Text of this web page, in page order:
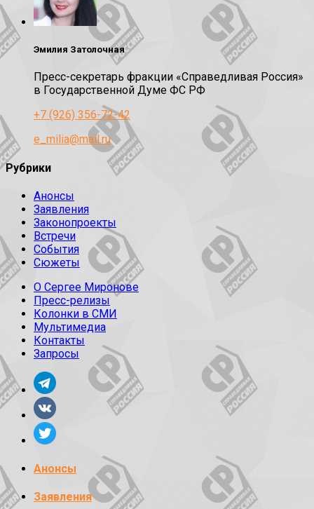
Эмилия Затолочная
Пресс-секретарь фракции «Справедливая Россия»
в Государственной Думе ФС РФ
+7 (926) 356-72-42
e_milia@mail.ru
Рубрики
Анонсы
Заявления
Законопроекты
Встречи
События
Сюжеты
О Сергее Миронове
Пресс-релизы
Колонки в СМИ
Мультимедиа
Контакты
Запросы
Анонсы
Заявления